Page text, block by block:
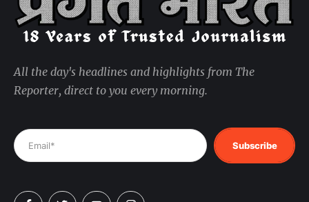
All the day's headlines and highlights from The
Reporter, direct to you every morning.
Subscribe